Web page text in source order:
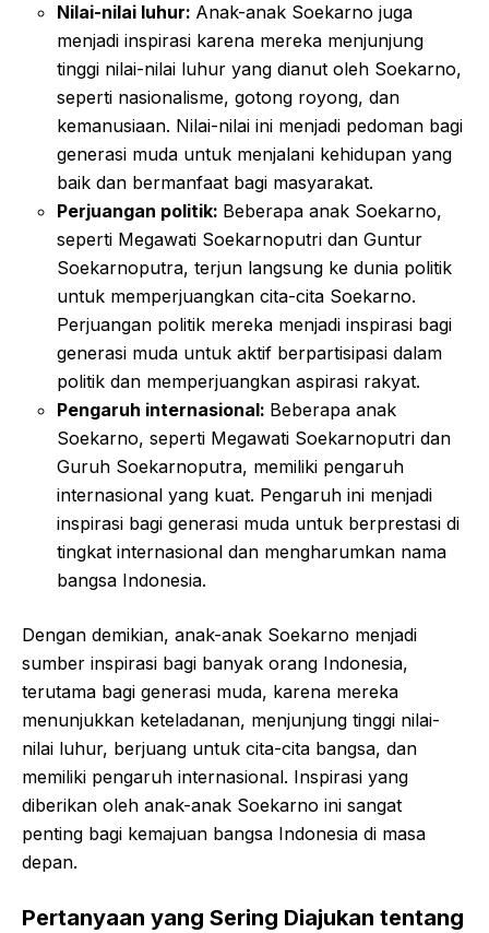
Nilai-nilai luhur: Anak-anak Soekarno juga
menjadi inspirasi karena mereka menjunjung
tinggi nilai-nilai luhur yang dianut oleh Soekarno,
seperti nasionalisme, gotong royong, dan
kemanusiaan. Nilai-nilai ini menjadi pedoman bagi
generasi muda untuk menjalani kehidupan yang
baik dan bermanfaat bagi masyarakat.
Perjuangan politik: Beberapa anak Soekarno,
seperti Megawati Soekarnoputri dan Guntur
Soekarnoputra, terjun langsung ke dunia politik
untuk memperjuangkan cita-cita Soekarno.
Perjuangan politik mereka menjadi inspirasi bagi
generasi muda untuk aktif berpartisipasi dalam
politik dan memperjuangkan aspirasi rakyat.
Pengaruh internasional: Beberapa anak
Soekarno, seperti Megawati Soekarnoputri dan
Guruh Soekarnoputra, memiliki pengaruh
internasional yang kuat. Pengaruh ini menjadi
inspirasi bagi generasi muda untuk berprestasi di
tingkat internasional dan mengharumkan nama
bangsa Indonesia.
Dengan demikian, anak-anak Soekarno menjadi
sumber inspirasi bagi banyak orang Indonesia,
terutama bagi generasi muda, karena mereka
menunjukkan keteladanan, menjunjung tinggi nilai-
nilai luhur, berjuang untuk cita-cita bangsa, dan
memiliki pengaruh internasional. Inspirasi yang
diberikan oleh anak-anak Soekarno ini sangat
penting bagi kemajuan bangsa Indonesia di masa
depan.
Pertanyaan yang Sering Diajukan tentang